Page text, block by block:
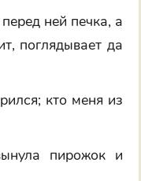
ней печка, а
поглядывает да
кто меня из
пирожок и